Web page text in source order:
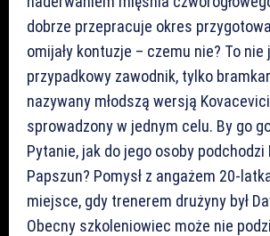
dobrze przepracuje okres
omijały kontuzje – czemu nie? To nie
przypadkowy zawodnik, tylko
nazywany młodszą wersją
sprowadzony w jednym celu. By go
Pytanie, jak do jego osoby podchodzi
Papszun? Pomysł z angażem 20-
miejsce, gdy trenerem drużyny był
Obecny szkoleniowiec może nie